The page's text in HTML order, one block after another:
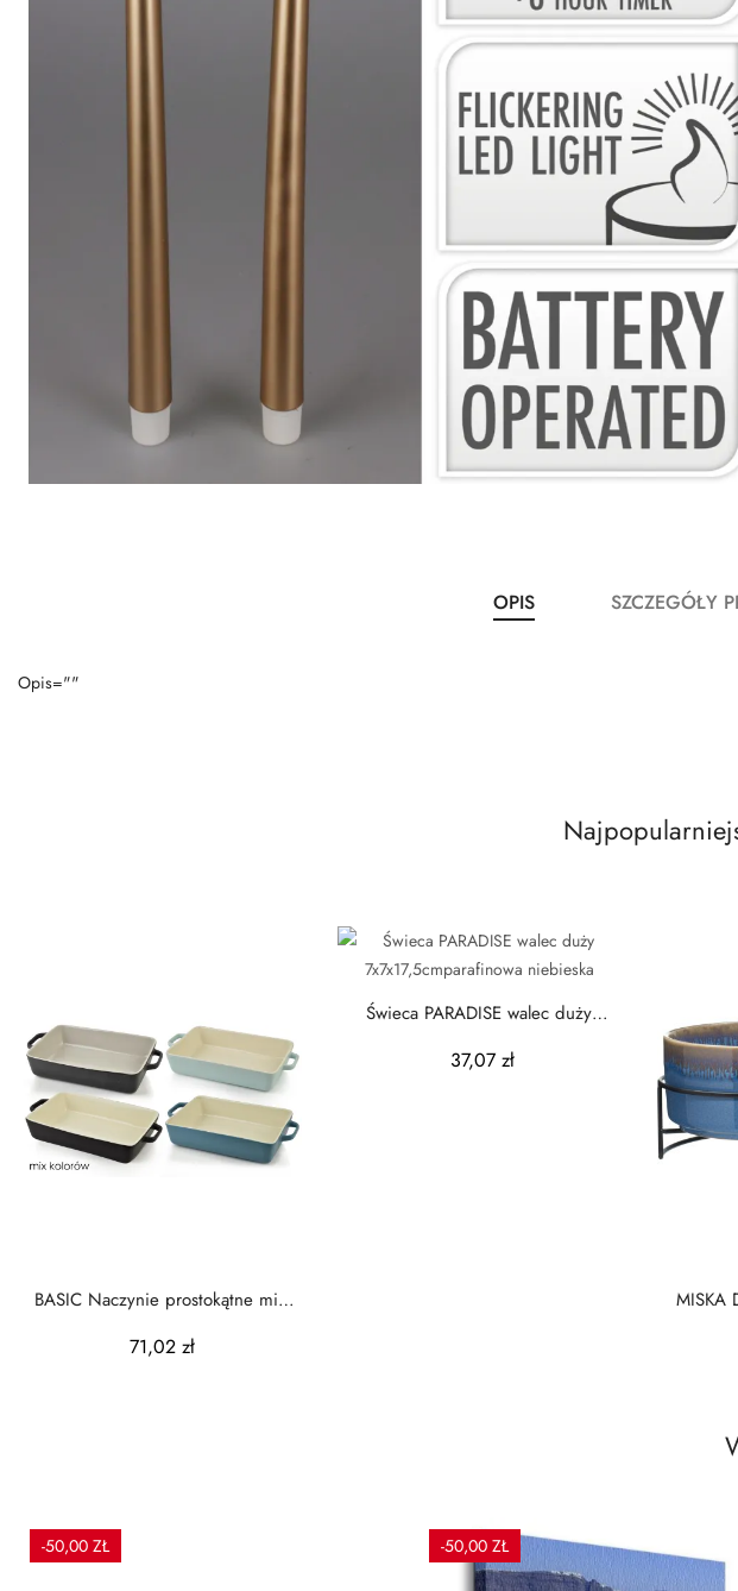
OPIS SZCZEGÓŁY
Opis=""
BASIC Naczynie prostokątne mix
71,02 zł
Świeca PARADISE walec duży
37,07 zł
MISKA
-50,00 ZŁ -50,00 ZŁ